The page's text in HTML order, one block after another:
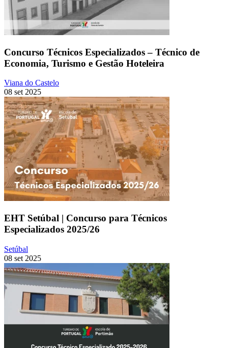
Concurso Técnicos Especializados – Técnico de
Economia, Turismo e Gestão Hoteleira
Viana do Castelo
08 set 2025
EHT Setúbal | Concurso para Técnicos
Especializados 2025/26
Setúbal
08 set 2025